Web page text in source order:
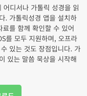
디서나 가톨릭 성경을 읽
. 가톨릭성경 앱을 설치하
를 함께 확인할 수 있어
를 모두 지원하며, 오프라
있는 것도 장점입니다. 가
있는 말씀 묵상을 시작해